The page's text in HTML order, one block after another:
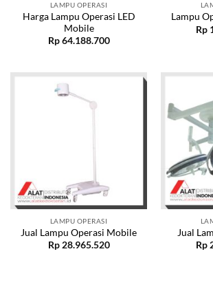
LAMPU OPERASI
Harga Lampu Operasi LED
Mobile
Rp64.188.700
Lampu
Rp
LAMPU OPERASI
Jual Lampu Operasi Mobile
Rp28.965.520
Jual
Rp